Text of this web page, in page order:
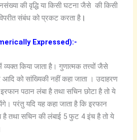
की वृद्धि या किसी घटना जैसे की किसी
संबंध को प्रकट करता है।
Expressed):-
किया जाता है। गुणात्मक तत्त्वों जैसे
आदि को सांख्यिकी नहीं कहा जाता । उदाहरण
पठान लंबा है तथा सचिन छोटा है तो ये
परंतु यदि यह कहा जाता है कि इरफान
तथा सचिन की लंबाई 5 फुट 4 इंच है तो ये